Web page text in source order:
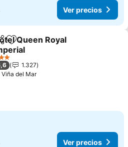
Ver precios
Agregar a favoritos
Queen Royal
precios
1.327
Viña del Mar
Ver precios